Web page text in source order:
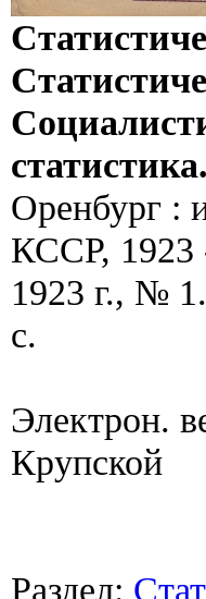
Оренбург :
КССР, 1923
1923 г., №
с.
Электрон.
Крупской
Раздел: